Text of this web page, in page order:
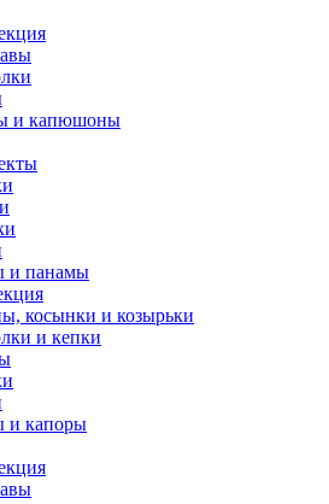
и капюшоны
и панамы
косынки и козырьки
и кепки
капоры